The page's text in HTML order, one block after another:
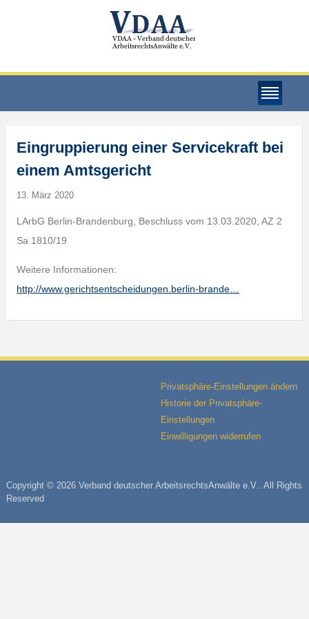
Eingruppierung einer Servicekraft bei
einem Amtsgericht
13. März 2020
LArbG Berlin-Brandenburg, Beschluss vom 13.03.2020, AZ 2
Sa 1810/19
Weitere Informationen:
http://www.gerichtsentscheidungen.berlin-brande…
Privatsphäre-Einstellungen ändern
Historie der Privatsphäre-
Einstellungen
Einwilligungen widerrufen
Copyright © 2026 Verband deutscher ArbeitsrechtsAnwälte e.V.. All Rights
Reserved